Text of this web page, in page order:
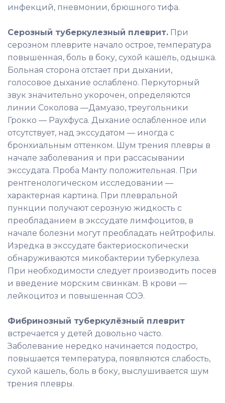
инфекций, пневмонии, брюшного тифа.
Серозный туберкулезный плеврит. При
серозном плеврите начало острое, температура
повышенная, боль в боку, сухой кашель, одышка.
Больная сторона отстает при дыхании,
голосовое дыхание ослаблено. Перкуторный
звук значительно укорочен, определяются
линии Соколова —Дамуазо, треугольники
Грокко — Раухфуса. Дыхание ослабленное или
отсутствует, над экссудатом — иногда с
бронхиальным оттенком. Шум трения плевры в
начале заболевания и при рассасывании
экссудата. Проба Манту положительная. При
рентгенологическом исследовании —
характерная картина. При плевральной
пункции получают серозную жидкость с
преобладанием в экссудате лимфоцитов, в
начале болезни могут преобладать нейтрофилы.
Изредка в экссудате бактериоскопически
обнаруживаются микобактерии туберкулеза.
При необходимости следует производить посев
и введение морским свинкам. В крови —
лейкоцитоз и повышенная СОЭ.
Фибринозный туберкулёзный плеврит
встречается у детей довольно часто.
Заболевание нередко начинается подостро,
повышается температура, появляются слабость,
сухой кашель, боль в боку, выслушивается шум
трения плевры.